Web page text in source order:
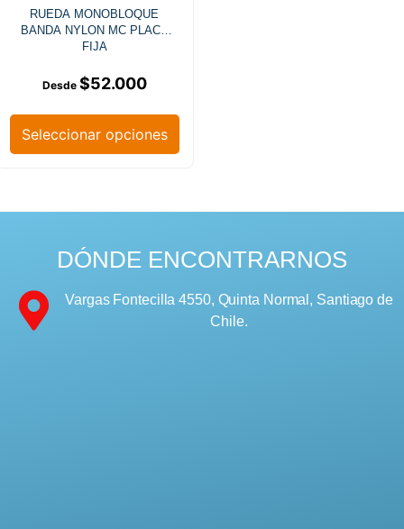
RUEDA MONOBLOQUE
BANDA NYLON MC PLACA
FIJA
$52.000
Seleccionar opciones
DÓNDE ENCONTRARNOS
Vargas Fontecilla 4550, Quinta Normal, Santiago de
Chile.